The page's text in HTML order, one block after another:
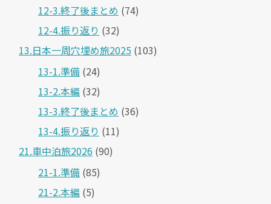
12-3.終了後まとめ (74)
12-4.振り返り (32)
13.日本一周穴埋め旅2025 (103)
13-1.準備 (24)
13-2.本編 (32)
13-3.終了後まとめ (36)
13-4.振り返り (11)
21.車中泊旅2026 (90)
21-1.準備 (85)
21-2.本編 (5)